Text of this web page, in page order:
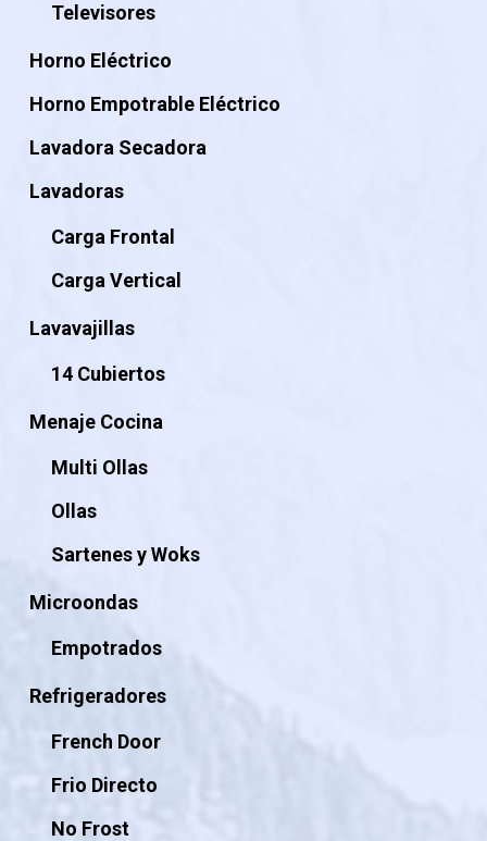
Televisores
Horno Eléctrico
Horno Empotrable Eléctrico
Lavadora Secadora
Lavadoras
Carga Frontal
Carga Vertical
Lavavajillas
14 Cubiertos
Menaje Cocina
Multi Ollas
Ollas
Sartenes y Woks
Microondas
Empotrados
Refrigeradores
French Door
Frio Directo
No Frost